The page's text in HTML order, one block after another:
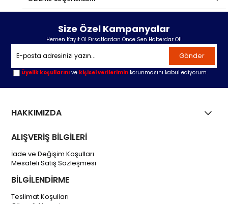
Size Özel Kampanyalar
Hemen Kayıt Ol Fırsatlardan Önce Sen Haberdar Ol!
Gönder
Üyelik koşullarını ve kişisel verilerimin korunmasını kabul ediyorum.
HAKKIMIZDA
ALIŞVERİŞ BİLGİLERİ
İade ve Değişim Koşulları
Mesafeli Satış Sözleşmesi
BİLGİLENDİRME
Teslimat Koşulları